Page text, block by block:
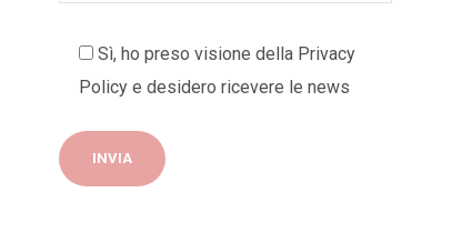
Sì, ho preso visione della Privacy
Policy e desidero ricevere le news